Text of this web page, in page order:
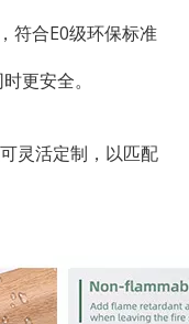
符合E0级环保标准
更安全。
灵活定制，以匹配